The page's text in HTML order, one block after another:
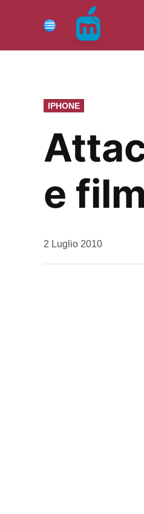
contenuto
Menu
PUBBLICATO
IN
IPHONE
e
da
2 Luglio 2010